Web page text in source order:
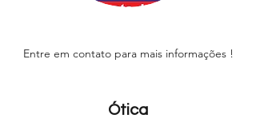
Entre em contato para mais informações !
Ótica